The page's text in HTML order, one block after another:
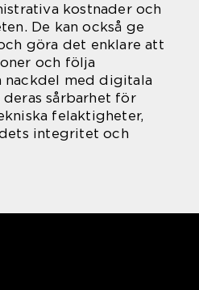
kostnader och
De kan också ge
göra det enklare att
och följa
nackdel med digitala
sårbarhet för
felaktigheter,
integritet och